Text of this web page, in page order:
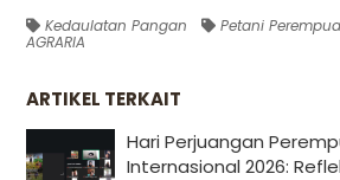
Kedaulatan Pangan Petani
AGRARIA
ARTIKEL TERKAIT
Hari Perjuangan
Internasional 2026: